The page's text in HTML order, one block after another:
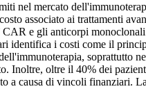
nel mercato
associato ai trattamenti
CAR e gli anticorpi
identifica i costi come il
soprattutto
Inoltre, oltre il 40% dei
a causa di vincoli finanziari.